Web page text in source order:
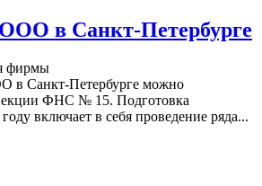
в Санкт-Петербурге
фирмы
в Санкт-Петербурге можно
ФНС № 15. Подготовка
включает в себя проведение ряда...